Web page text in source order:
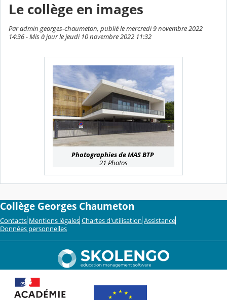
Le collège en images
Par admin georges-chaumeton, publié le mercredi 9 novembre 2022
14:36 - Mis à jour le jeudi 10 novembre 2022 11:32
Photographies de MAS BTP
21 Photos
Collège Georges Chaumeton
Contacts Mentions légales Chartes d'utilisation Assistance
Données personnelles